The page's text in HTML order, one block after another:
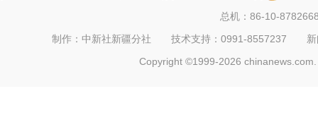
总机：86-10-
制作：中新社新疆分社 技术支持：0991-8557237
Copyright ©1999-2026